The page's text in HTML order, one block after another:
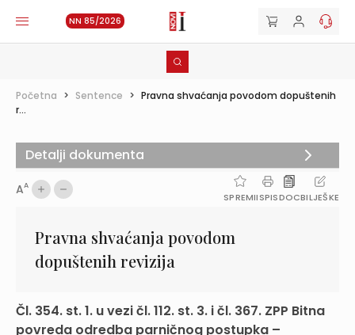
NN 85/2026
Početna > Sentence > Pravna shvaćanja povodom dopuštenih
r...
AA
SPREMIISPISDOCBILJEŠKE
Pravna shvaćanja povodom
dopuštenih revizija
Čl. 354. st. 1. u vezi čl. 112. st. 3. i čl. 367. ZPP Bitna
povreda odredba parničnog postupka –
Detalji dokumenta